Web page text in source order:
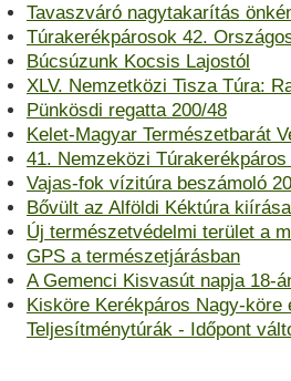
Tavaszváró nagytakarítás
Túrakerékpárosok 42.
Búcsúzunk Kocsis Lajostól
XLV. Nemzetközi Tisza Túra:
Pünkösdi regatta 200/48
Kelet-Magyar Természetbarát
41. Nemzeközi Túrakerékpáros
Vajas-fok vízitúra beszámoló
Bővült az Alföldi Kéktúra kiírása
Új természetvédelmi terület a
GPS a természetjárásban
A Gemenci Kisvasút napja 18-
Kisköre Kerékpáros Nagy-köre
Teljesítménytúrák - Időpont